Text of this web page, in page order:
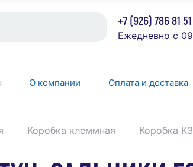
+7 (926) 786 81 51
Ежедневно с
О компании Оплата и доставка
Коробка клеммная Коробка